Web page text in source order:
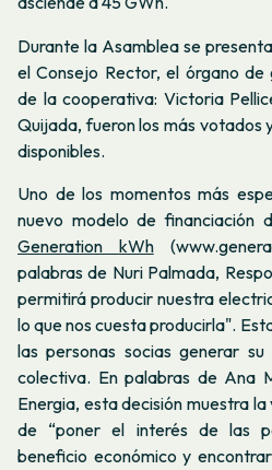
Durante la Asamblea se
el Consejo Rector, el órgano
de la cooperativa: Victoria
Quijada, fueron los más votados
disponibles.
Uno de los momentos más
nuevo modelo de financiación
Generation kWh
palabras de Nuri Palmada,
permitirá producir nuestra
lo que nos cuesta producirla".
las personas socias generar
colectiva. En palabras de Ana
Energia, esta decisión muestra
de “poner el interés de las
beneficio económico y